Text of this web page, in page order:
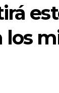
los